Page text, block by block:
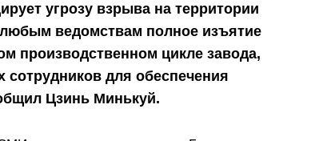
угрозу взрыва на территории
ведомствам полное изъятие
производственном цикле завода,
для обеспечения
Цзинь Минькуй.